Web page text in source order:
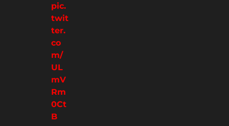
pic.
twit
ter.
co
m/
UL
mV
Rm
0Ct
B